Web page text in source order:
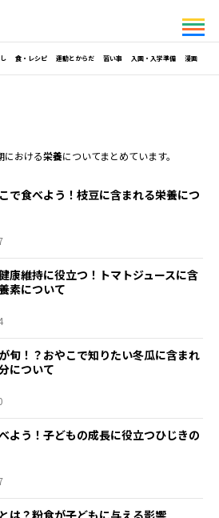
食・レシピ 運動とからだ 習い事 入園・入学準備 漫画
における栄養についてまとめています。
で食べよう！枝豆に含まれる栄養につ
康維持に役立つ！トマトジュースに含
素について
旬！？おやこで知りたい冬瓜に含まれ
について
よう！子どもの成長に役立つひじきの
とは？粉食が子どもに与える影響